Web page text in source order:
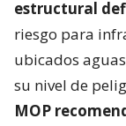
estructural
riesgo para
ubicados
su nivel de
MOP